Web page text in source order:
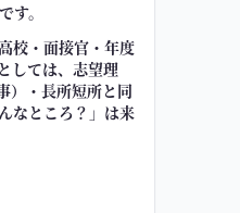
す。
校・面接官・年度
しては、志望理
）・長所短所と同
なところ？」は来